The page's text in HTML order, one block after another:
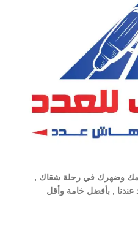
وضهرك في رحلة شقاك ,
, بأفضل خامة وأقل